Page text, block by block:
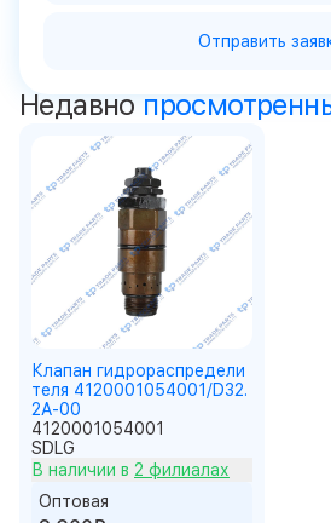
Отправить
Недавно
Клапан гидрораспредели
теля 4120001054001/D32.
2A-00
4120001054001
SDLG
В наличии в 2 филиалах
Оптовая